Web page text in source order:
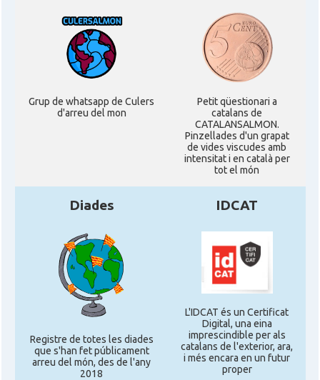
Grup de whatsapp de Culers
d'arreu del mon
Petit qüestionari a
catalans de
CATALANSALMON.
Pinzellades d'un grapat
de vides viscudes amb
intensitat i en català per
tot el món
Diades
Registre de totes les diades
que s'han fet públicament
arreu del món, des de l'any
2018
IDCAT
L'IDCAT és un Certificat
Digital, una eina
imprescindible per als
catalans de l'exterior, ara,
i més encara en un futur
proper